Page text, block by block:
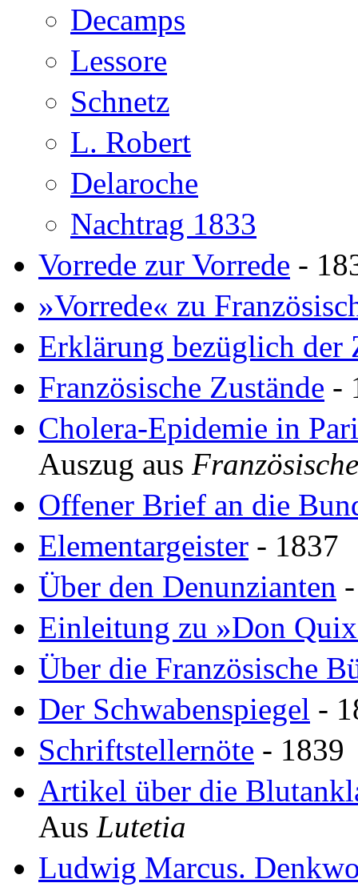
Decamps
Lessore
Schnetz
L. Robert
Delaroche
Nachtrag 1833
Vorrede zur Vorrede -
»Vorrede« zu
Erklärung bezüglich der
Französische Zustände -
Cholera-Epidemie in
Auszug aus
Offener Brief an die
Elementargeister - 1837
Über den Denunzianten
Einleitung zu »Don
Über die Französische
Der Schwabenspiegel -
Schriftstellernöte - 1839
Artikel über die
Aus Lutetia
Ludwig Marcus.